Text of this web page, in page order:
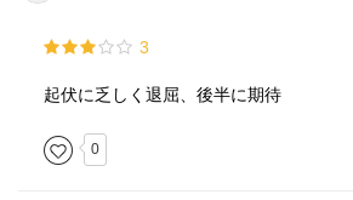
3
起伏に乏しく退屈、後半に期待
0